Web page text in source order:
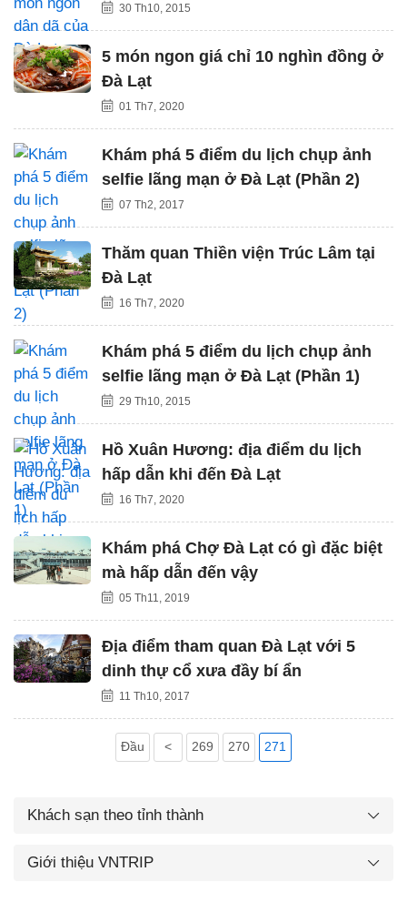
30 Th10, 2015
5 món ngon giá chỉ 10 nghìn đồng ở
Đà Lạt
01 Th7, 2020
Khám phá 5 điểm du lịch chụp ảnh
selfie lãng mạn ở Đà Lạt (Phần 2)
07 Th2, 2017
Thăm quan Thiền viện Trúc Lâm tại
Đà Lạt
16 Th7, 2020
Khám phá 5 điểm du lịch chụp ảnh
selfie lãng mạn ở Đà Lạt (Phần 1)
29 Th10, 2015
Hồ Xuân Hương: địa điểm du lịch
hấp dẫn khi đến Đà Lạt
16 Th7, 2020
Khám phá Chợ Đà Lạt có gì đặc biệt
mà hấp dẫn đến vậy
05 Th11, 2019
Địa điểm tham quan Đà Lạt với 5
dinh thự cổ xưa đầy bí ẩn
11 Th10, 2017
Đầu < 269 270 271
Khách sạn theo tỉnh thành
Giới thiệu VNTRIP